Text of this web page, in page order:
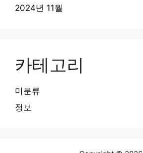
2024년 11월
카테고리
미분류
정보